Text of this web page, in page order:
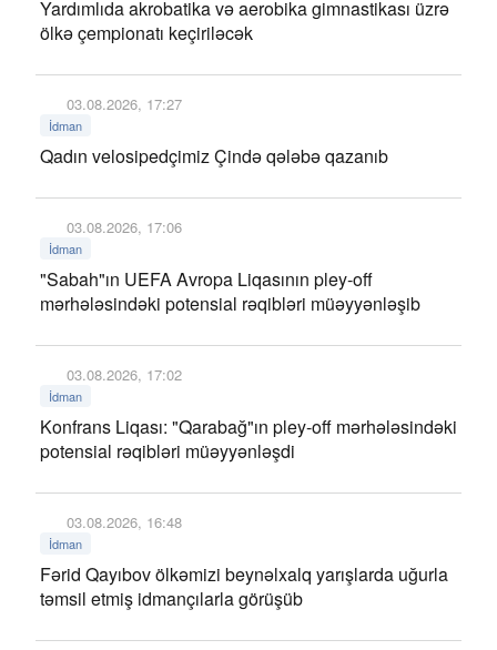
Yardımlıda akrobatika və aerobika gimnastikası üzrə
ölkə çempionatı keçiriləcək
03.08.2026, 17:27
İdman
Qadın velosipedçimiz Çində qələbə qazanıb
03.08.2026, 17:06
İdman
"Sabah"ın UEFA Avropa Liqasının pley-off
mərhələsindəki potensial rəqibləri müəyyənləşib
03.08.2026, 17:02
İdman
Konfrans Liqası: "Qarabağ"ın pley-off mərhələsindəki
potensial rəqibləri müəyyənləşdi
03.08.2026, 16:48
İdman
Fərid Qayıbov ölkəmizi beynəlxalq yarışlarda uğurla
təmsil etmiş idmançılarla görüşüb